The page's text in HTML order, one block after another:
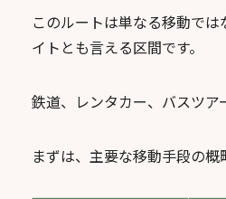
このルートは単なる移動で
イトとも言える区間です。
鉄道、レンタカー、バスツア
まずは、主要な移動手段の概